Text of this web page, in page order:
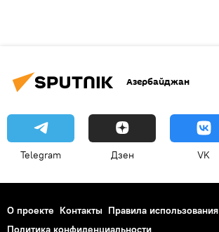
Азербайджан
Telegram Дзен VK
О проекте Контакты Правила использования
Политика конфиденциальности